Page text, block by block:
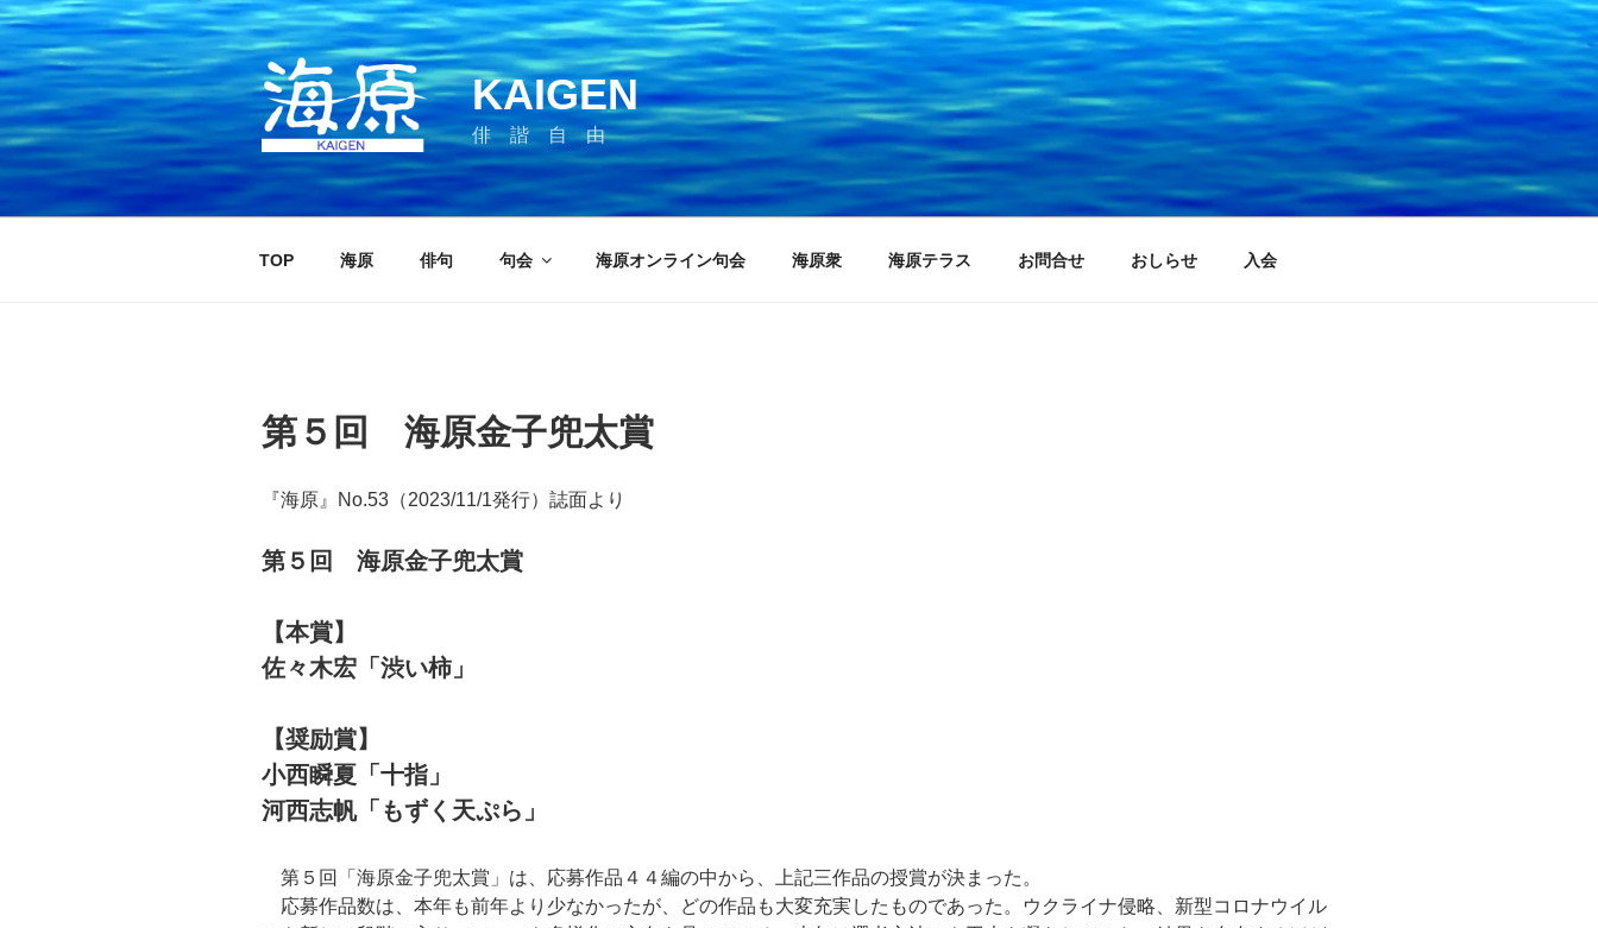
コ
ン
テ
ン
ツ
ス
キ
KAIGEN
俳 諧 自 由
TOP 海原 俳句 句会 海原オンライン句会 海原衆 海原テラス お問合せ おしらせ 入会
第５回 海原金子兜太賞
『海原』No.53（2023/11/1発行）誌面より
第５回 海原金子兜太賞
【本賞】
佐々木宏「渋い柿」
【奨励賞】
小西瞬夏「十指」
河西志帆「もずく天ぷら」
第５回「海原金子兜太賞」は、応募作品４４編の中から、上記三作品の授賞が決まった。
応募作品数は、本年も前年より少なかったが、どの作品も大変充実したものであった。ウクライナ侵略、新型コロナウイル